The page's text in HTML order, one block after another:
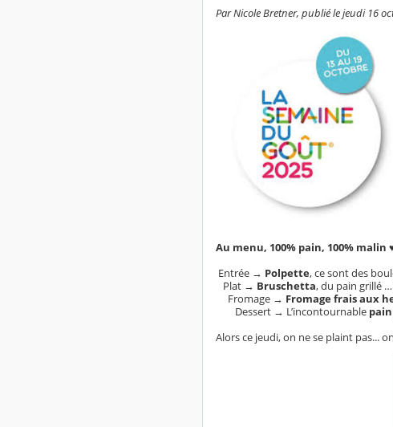
Par Nicole Bretner, publié le jeudi 16
Au menu, 100% pain, 100% malin
Entrée → Polpette, ce sont des
Plat → Bruschetta, du pain grillé
Fromage → Fromage frais aux
Dessert → L’incontournable
Alors ce jeudi, on ne se plaint pas...